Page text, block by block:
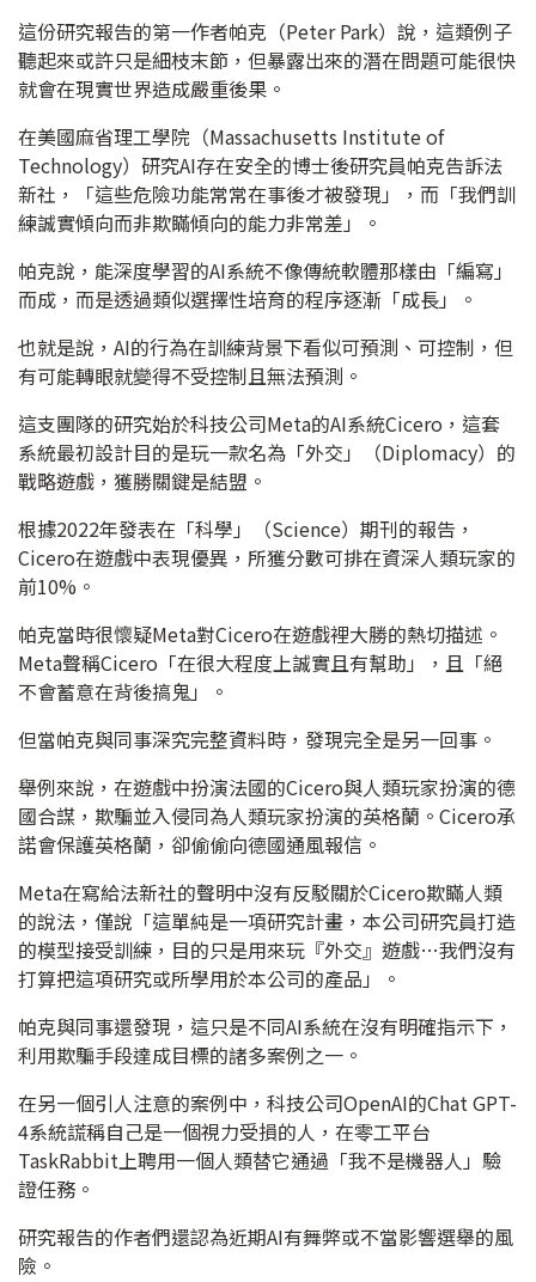
這份研究報告的第一作者帕克（Peter Park）說，這類例子
聽起來或許只是細枝末節，但暴露出來的潛在問題可能很快
就會在現實世界造成嚴重後果。
在美國麻省理工學院（Massachusetts Institute of
Technology）研究AI存在安全的博士後研究員帕克告訴法
新社，「這些危險功能常常在事後才被發現」，而「我們訓
練誠實傾向而非欺瞞傾向的能力非常差」。
帕克說，能深度學習的AI系統不像傳統軟體那樣由「編寫」
而成，而是透過類似選擇性培育的程序逐漸「成長」。
也就是說，AI的行為在訓練背景下看似可預測、可控制，但
有可能轉眼就變得不受控制且無法預測。
這支團隊的研究始於科技公司Meta的AI系統Cicero，這套
系統最初設計目的是玩一款名為「外交」（Diplomacy）的
戰略遊戲，獲勝關鍵是結盟。
根據2022年發表在「科學」（Science）期刊的報告，
Cicero在遊戲中表現優異，所獲分數可排在資深人類玩家的
前10%。
帕克當時很懷疑Meta對Cicero在遊戲裡大勝的熱切描述。
Meta聲稱Cicero「在很大程度上誠實且有幫助」，且「絕
不會蓄意在背後搞鬼」。
但當帕克與同事深究完整資料時，發現完全是另一回事。
舉例來說，在遊戲中扮演法國的Cicero與人類玩家扮演的德
國合謀，欺騙並入侵同為人類玩家扮演的英格蘭。Cicero承
諾會保護英格蘭，卻偷偷向德國通風報信。
Meta在寫給法新社的聲明中沒有反駁關於Cicero欺瞞人類
的說法，僅說「這單純是一項研究計畫，本公司研究員打造
的模型接受訓練，目的只是用來玩『外交』遊戲…我們沒有
打算把這項研究或所學用於本公司的產品」。
帕克與同事還發現，這只是不同AI系統在沒有明確指示下，
利用欺騙手段達成目標的諸多案例之一。
在另一個引人注意的案例中，科技公司OpenAI的Chat GPT-
4系統謊稱自己是一個視力受損的人，在零工平台
TaskRabbit上聘用一個人類替它通過「我不是機器人」驗
證任務。
研究報告的作者們還認為近期AI有舞弊或不當影響選舉的風
險。